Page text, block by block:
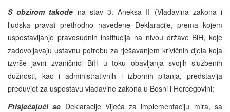
S obzirom takođe na stav 3. Aneksa II (Vladavina zakona i
ljudska prava) prethodno navedene Deklaracije, prema kojem
uspostavljanje pravosudnih institucija na nivou države BiH, koje
zadovoljavaju ustavnu potrebu za rješavanjem krivičnih djela koja
izvrše javni zvaničnici BiH u toku obavljanja svojih službenih
dužnosti, kao i administrativnih i izbornih pitanja, predstavlja
preduvjet za uspostavu vladavine zakona u Bosni i Hercegovini;
Prisjećajući se Deklaracije Vijeća za implementaciju mira, sa